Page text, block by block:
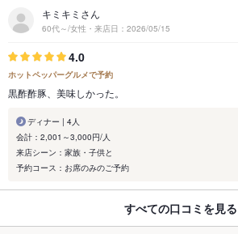
キミキミさん
60代～/女性・来店日：2026/05/15
4.0
ホットペッパーグルメで予約
黒酢酢豚、美味しかった。
ディナー | 4人
会計：2,001～3,000円/人
来店シーン：家族・子供と
予約コース：お席のみのご予約
すべての口コミを見る